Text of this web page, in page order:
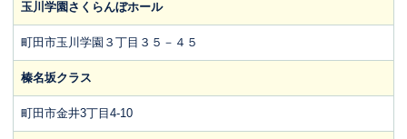
玉川学園さくらんぼホール
町田市玉川学園３丁目３５－４５
榛名坂クラス
町田市金井3丁目4-10